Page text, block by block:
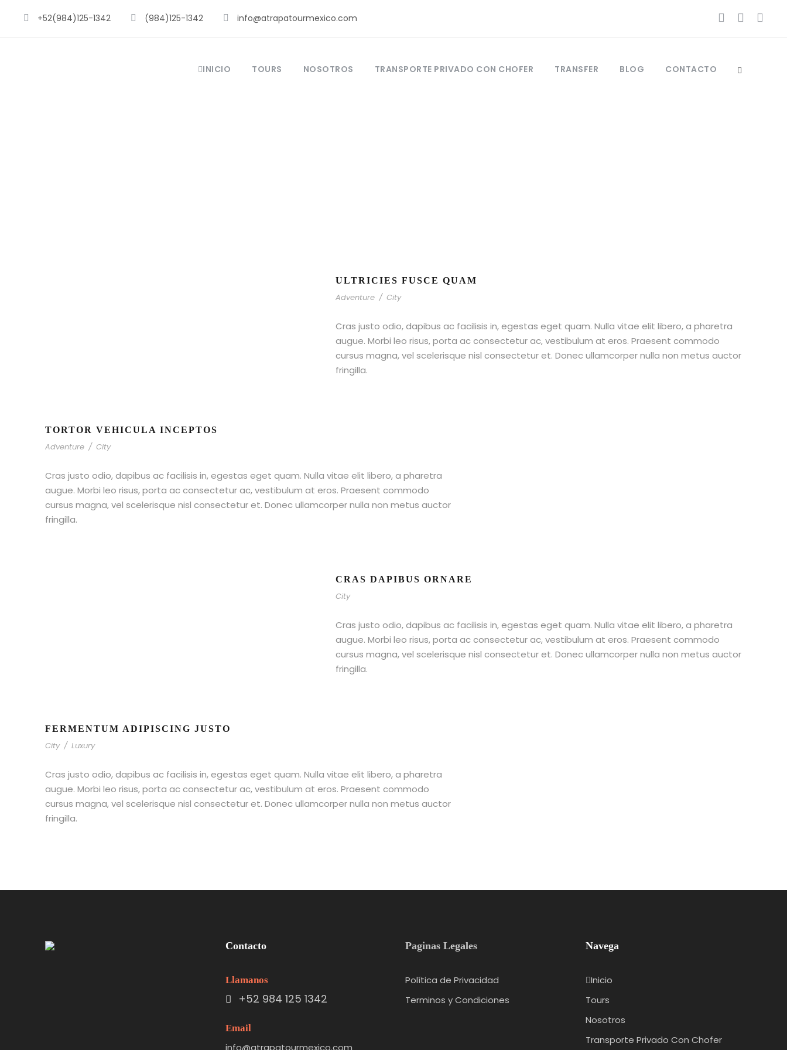
+52(984)125-1342 (984)125-1342 info@atrapatourmexico.com
INICIO TOURS NOSOTROS TRANSPORTE PRIVADO CON CHOFER TRANSFER BLOG CONTACTO
ULTRICIES FUSCE QUAM
Adventure / City
Cras justo odio, dapibus ac facilisis in, egestas eget quam. Nulla vitae elit libero, a pharetra
augue. Morbi leo risus, porta ac consectetur ac, vestibulum at eros. Praesent commodo
cursus magna, vel scelerisque nisl consectetur et. Donec ullamcorper nulla non metus auctor
fringilla.
TORTOR VEHICULA INCEPTOS
Adventure / City
Cras justo odio, dapibus ac facilisis in, egestas eget quam. Nulla vitae elit libero, a pharetra
augue. Morbi leo risus, porta ac consectetur ac, vestibulum at eros. Praesent commodo
cursus magna, vel scelerisque nisl consectetur et. Donec ullamcorper nulla non metus auctor
fringilla.
CRAS DAPIBUS ORNARE
City
Cras justo odio, dapibus ac facilisis in, egestas eget quam. Nulla vitae elit libero, a pharetra
augue. Morbi leo risus, porta ac consectetur ac, vestibulum at eros. Praesent commodo
cursus magna, vel scelerisque nisl consectetur et. Donec ullamcorper nulla non metus auctor
fringilla.
FERMENTUM ADIPISCING JUSTO
City / Luxury
Cras justo odio, dapibus ac facilisis in, egestas eget quam. Nulla vitae elit libero, a pharetra
augue. Morbi leo risus, porta ac consectetur ac, vestibulum at eros. Praesent commodo
cursus magna, vel scelerisque nisl consectetur et. Donec ullamcorper nulla non metus auctor
fringilla.
Contacto
Llamanos
+52 984 125 1342
Email
info@atrapatourmexico.com
Paginas Legales
Política de Privacidad
Terminos y Condiciones
Navega
Inicio
Tours
Nosotros
Transporte Privado Con Chofer